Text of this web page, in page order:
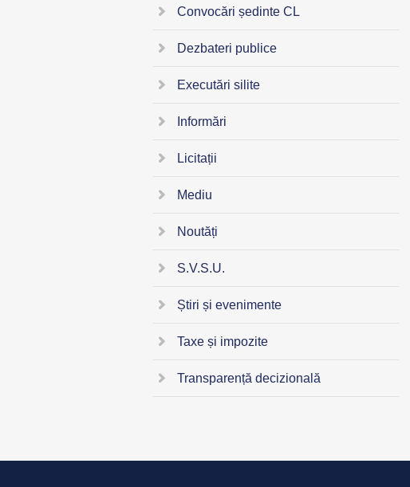
Convocări ședinte CL
Dezbateri publice
Executări silite
Informări
Licitații
Mediu
Noutăți
S.V.S.U.
Știri și evenimente
Taxe și impozite
Transparență decizională